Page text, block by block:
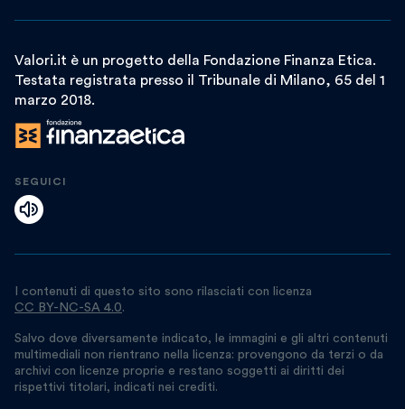
Valori.it è un progetto della Fondazione Finanza Etica.
Testata registrata presso il Tribunale di Milano, 65 del 1
marzo 2018.
SEGUICI
I contenuti di questo sito sono rilasciati con licenza
CC BY-NC-SA 4.0.
Salvo dove diversamente indicato, le immagini e gli altri contenuti
multimediali non rientrano nella licenza: provengono da terzi o da
archivi con licenze proprie e restano soggetti ai diritti dei
rispettivi titolari, indicati nei crediti.